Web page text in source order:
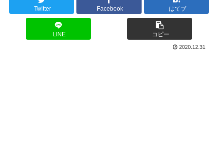
Twitter Facebook はてブ
LINE コピー
2020.12.31